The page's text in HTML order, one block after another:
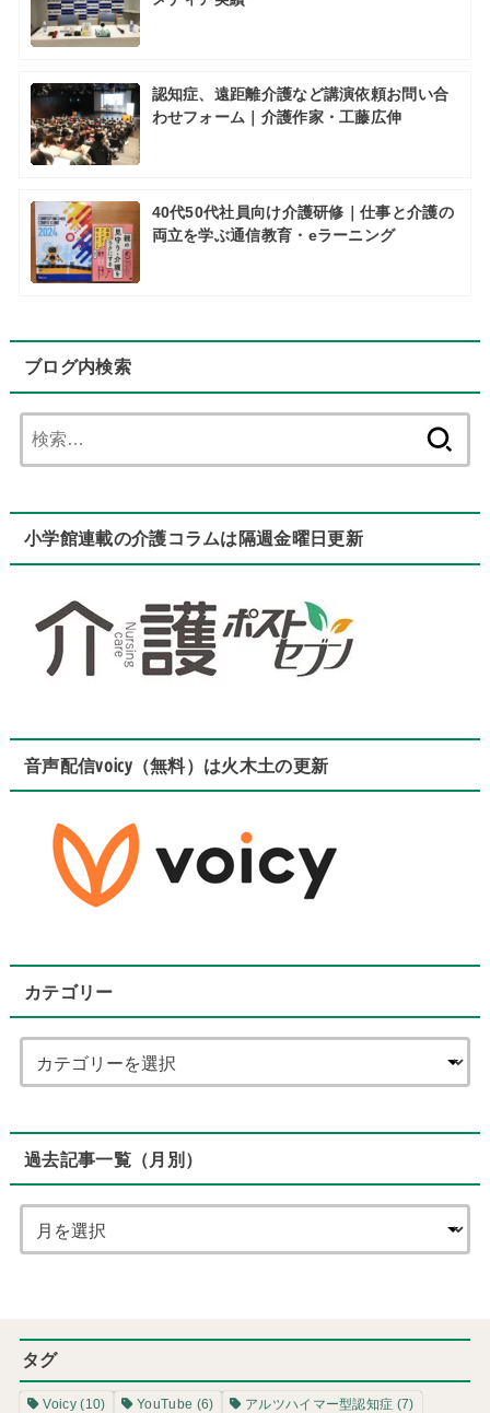
認知症、遠距離介護など講演依頼お問い合
わせフォーム｜介護作家・工藤広伸
40代50代社員向け介護研修｜仕事と介護の
両立を学ぶ通信教育・eラーニング
ブログ内検索
索:
小学館連載の介護コラムは隔週金曜日更新
音声配信voicy（無料）は火木土の更新
カテゴリー
過去記事一覧（月別）
タグ
Voicy(10) YouTube (6) アルツハイマー型認知症 (7)